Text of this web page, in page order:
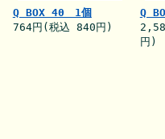
Q BOX 40 1個
764円(税込 840円)
Q
円)